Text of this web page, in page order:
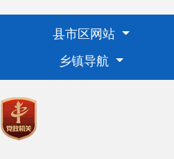
县市区网站
乡镇导航